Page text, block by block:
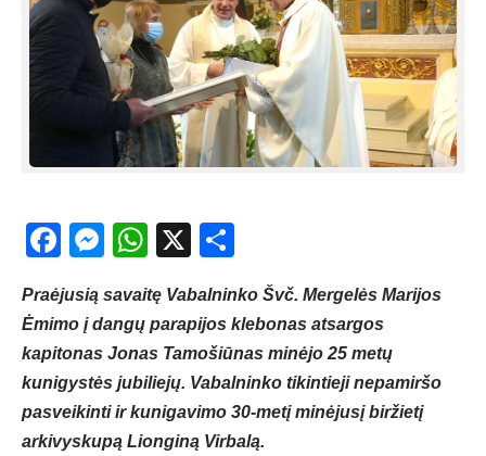
Facebook
Messenger
WhatsApp
X
Praėjusią savaitę Vabalninko Švč. Mergelės Marijos
Ėmimo į dangų parapijos klebonas atsargos
kapitonas Jonas Tamošiūnas minėjo 25 metų
kunigystės jubiliejų. Vabalninko tikintieji nepamiršo
pasveikinti ir kunigavimo 30-metį minėjusį biržietį
arkivyskupą Lionginą Virbalą.